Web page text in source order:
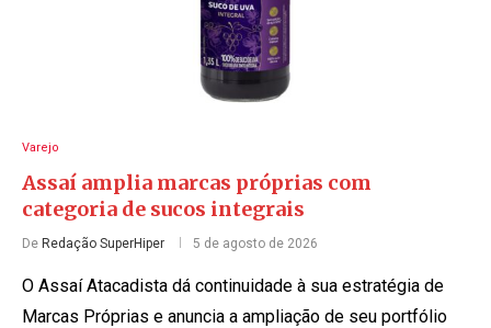
Varejo
Assaí amplia marcas próprias com
categoria de sucos integrais
De Redação SuperHiper 5 de agosto de 2026
O Assaí Atacadista dá continuidade à sua estratégia de
Marcas Próprias e anuncia a ampliação de seu portfólio